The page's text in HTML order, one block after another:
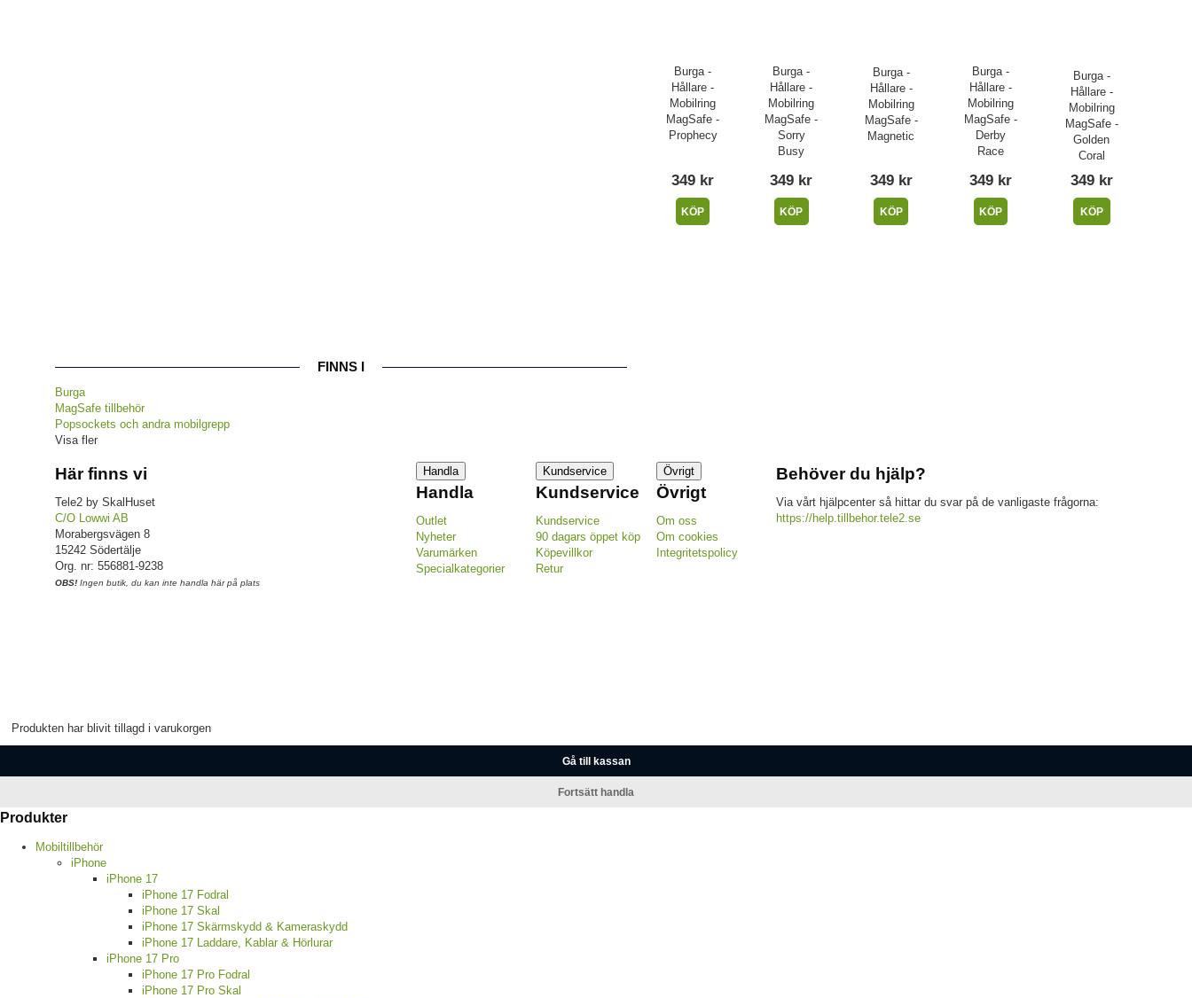
Burga -
Hållare -
Mobilring
MagSafe -
Prophecy
349 kr
KÖP
Burga -
Hållare -
Mobilring
MagSafe -
Sorry
Busy
349 kr
KÖP
Burga -
Hållare -
Mobilring
MagSafe -
Magnetic
349 kr
KÖP
Burga -
Hållare -
Mobilring
MagSafe -
Derby
Race
349 kr
KÖP
Burga -
Hållare -
Mobilring
MagSafe -
Golden
Coral
349 kr
KÖP
FINNS I
Burga
MagSafe tillbehör
Popsockets och andra mobilgrepp
Visa fler
Här finns vi
Tele2 by SkalHuset
C/O Lowwi AB
Morabergsvägen 8
15242 Södertälje
Org. nr: 556881-9238
OBS! Ingen butik, du kan inte handla här på plats
Handla
Handla
Outlet
Nyheter
Varumärken
Specialkategorier
Kundservice
Kundservice
Kundservice
90 dagars öppet köp
Köpevillkor
Retur
Övrigt
Övrigt
Om oss
Om cookies
Integritetspolicy
Behöver du hjälp?
Via vårt hjälpcenter så hittar du svar på de vanligaste frågorna:
https://help.tillbehor.tele2.se
Produkten har blivit tillagd i varukorgen
Gå till kassan
Fortsätt handla
Produkter
Mobiltillbehör
iPhone
iPhone 17
iPhone 17 Fodral
iPhone 17 Skal
iPhone 17 Skärmskydd & Kameraskydd
iPhone 17 Laddare, Kablar & Hörlurar
iPhone 17 Pro
iPhone 17 Pro Fodral
iPhone 17 Pro Skal